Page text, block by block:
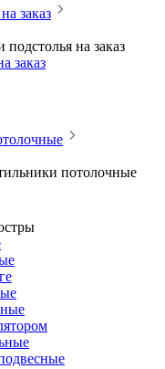
заказ
на заказ
заказ
потолочные